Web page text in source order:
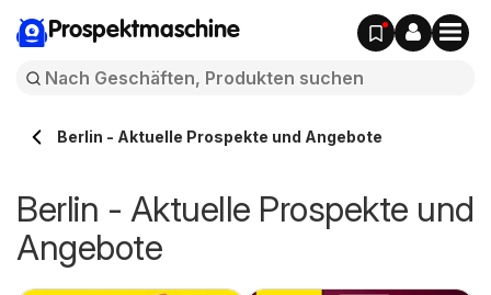
Prospektmaschine
Berlin - Aktuelle Prospekte und Angebote
Berlin - Aktuelle Prospekte und
Angebote